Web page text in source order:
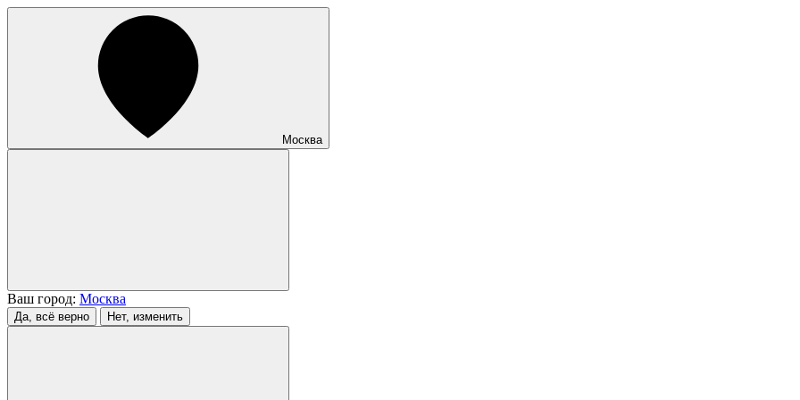
Москва
Ваш город: Москва
Да, всё верно Нет, изменить